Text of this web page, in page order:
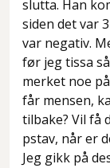
slutta. Han
siden det var
var negativ.
før jeg tissa
merket noe
får mensen,
tilbake? Vil få
pstav, når er
Jeg gikk på